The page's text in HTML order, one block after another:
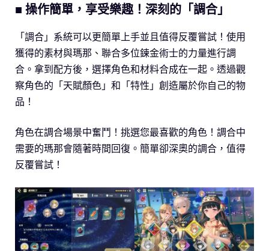
■ 操作簡單，享受樂趣！深刻的「調合」
「調合」系統可以更簡單上手並且值得反覆嘗試！使用
獲得的素材與瑪那、聯合多位鍊金術士的力量進行調
合。拿到配方後，選擇角色和材料合成在一起。透過觀
察角色的「天賦顏色」和「特性」創造屬於你自己的物
品！
角色在調合場景中奮鬥！挑選您最喜歡的角色！調合中
需要的瑪那會隨著時間回復。簡單卻深奧的調合，值得
反覆嘗試！